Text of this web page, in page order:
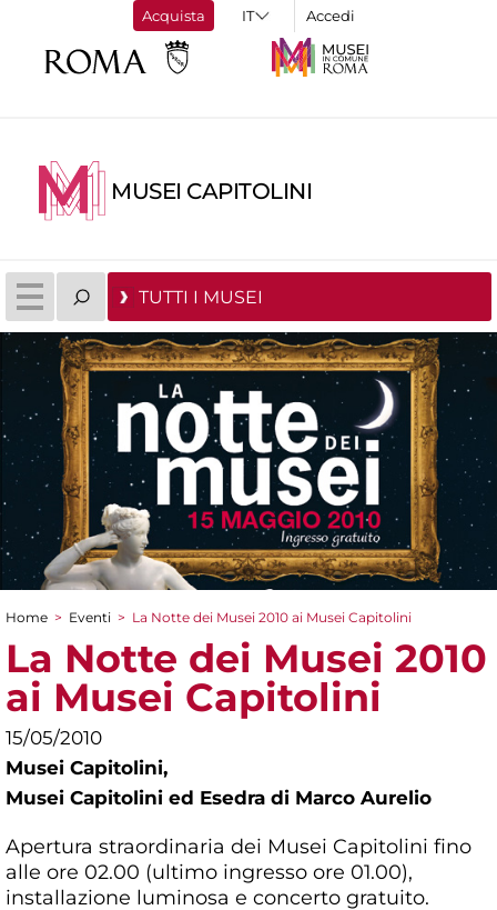
Acquista Accedi
MUSEI CAPITOLINI
TUTTI I MUSEI
Tu sei qui
Home > Eventi > La Notte dei Musei 2010 ai Musei Capitolini
La Notte dei Musei 2010
ai Musei Capitolini
15/05/2010
Musei Capitolini,
Musei Capitolini ed Esedra di Marco Aurelio
Apertura straordinaria dei Musei Capitolini fino
alle ore 02.00 (ultimo ingresso ore 01.00),
installazione luminosa e concerto gratuito.